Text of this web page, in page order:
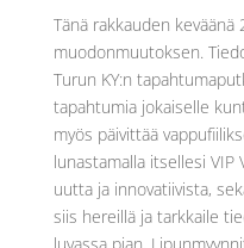
Tänä rakkauden keväänä
muodonmuutoksen.
Turun KY:n
tapahtumia jokaiselle
myös päivittää
lunastamalla itsellesi VIP
uutta ja innovatiivista,
siis hereillä ja tarkkaile